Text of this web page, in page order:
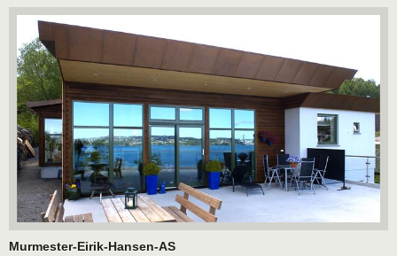
Murmester-Eirik-Hansen-AS